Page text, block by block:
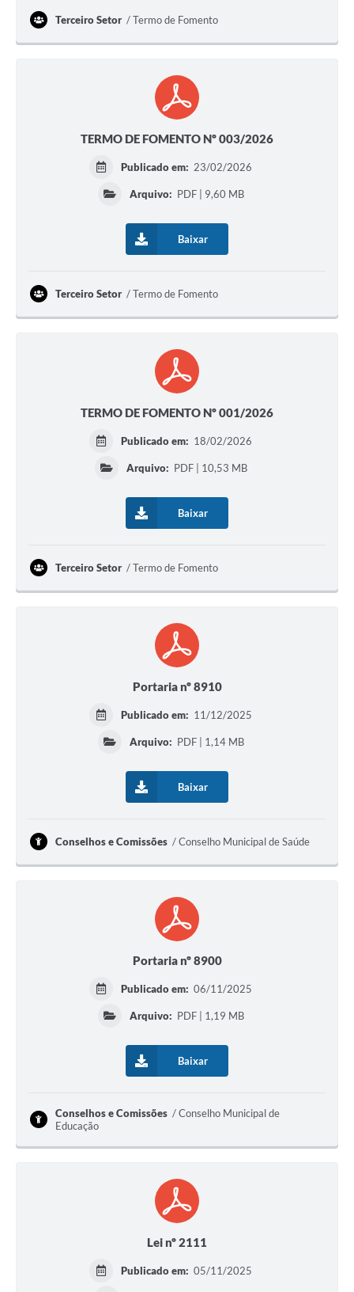
Terceiro Setor Termo de Fomento
TERMO DE FOMENTO Nº 003/2026
Publicado em: 23/02/2026
Arquivo: PDF | 9,60 MB
Baixar
Terceiro Setor Termo de Fomento
TERMO DE FOMENTO Nº 001/2026
Publicado em: 18/02/2026
Arquivo: PDF | 10,53 MB
Baixar
Terceiro Setor Termo de Fomento
Portaria nº 8910
Publicado em: 11/12/2025
Arquivo: PDF | 1,14 MB
Baixar
Conselhos e Comissões Conselho Municipal de Saúde
Portaria nº 8900
Publicado em: 06/11/2025
Arquivo: PDF | 1,19 MB
Baixar
Conselhos e Comissões
Conselho Municipal de
Educação
Lei nº 2111
Publicado em: 05/11/2025